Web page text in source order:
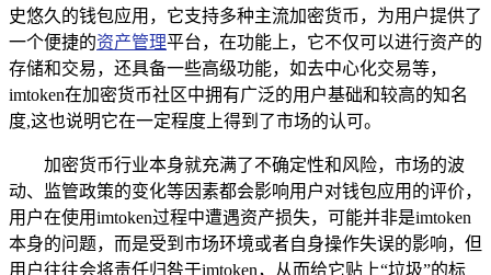
史悠久的钱包应用，它支持多种主流加密货币，为用户提供了
一个便捷的资产管理平台，在功能上，它不仅可以进行资产的
存储和交易，还具备一些高级功能，如去中心化交易等，
imtoken在加密货币社区中拥有广泛的用户基础和较高的知名
度,这也说明它在一定程度上得到了市场的认可。
加密货币行业本身就充满了不确定性和风险，市场的波
动、监管政策的变化等因素都会影响用户对钱包应用的评价，
用户在使用imtoken过程中遭遇资产损失，可能并非是imtoken
本身的问题，而是受到市场环境或者自身操作失误的影响，但
用户往往会将责任归咎于imtoken，从而给它贴上“垃圾”的标